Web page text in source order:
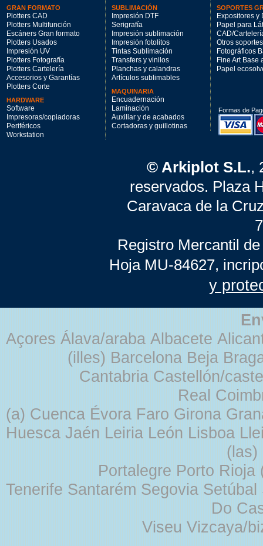
GRAN FORMATO
Plotters CAD
Plotters Multifunción
Escáners Gran formato
Plotters Usados
Impresión UV
Plotters Fotografía
Plotters Cartelería
Accesorios y Garantías
Plotters Corte
HARDWARE
Software
Impresoras/copiadoras
Periféricos
Workstation
SUBLIMACIÓN
Impresión DTF
Serigrafía
Impresión sublimación
Impresión fotolitos
Tintas Sublimación
Transfers y vinilos
Planchas y calandras
Artículos sublimables
MAQUINARIA
Encuadernación
Laminación
Auxiliar y de acabados
Cortadoras y guillotinas
SOPORTES
Expositores y
Papel para
CAD/
Otros soportes
Fotográficos
Fine Art Base
Papel
Formas de
© Arkiplot S.L.,
reservados. Plaza
Caravaca de la
Registro Mercantil
Hoja MU-84627,
y
Açores Álava/araba Albacete
(illes) Barcelona Beja
Cantabria Castellón/
Real
(a) Cuenca Évora Faro Girona
Huesca Jaén Leiria León Lisboa
Portalegre Porto
Tenerife Santarém Segovia
Do
Viseu Vizcaya/